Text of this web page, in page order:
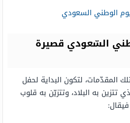
الوطني السعودي
السّعودي قصيرة
المقدّمات، لتكون البداية لحفل
تتزين به البلاد، وتتزيّن به قلوب